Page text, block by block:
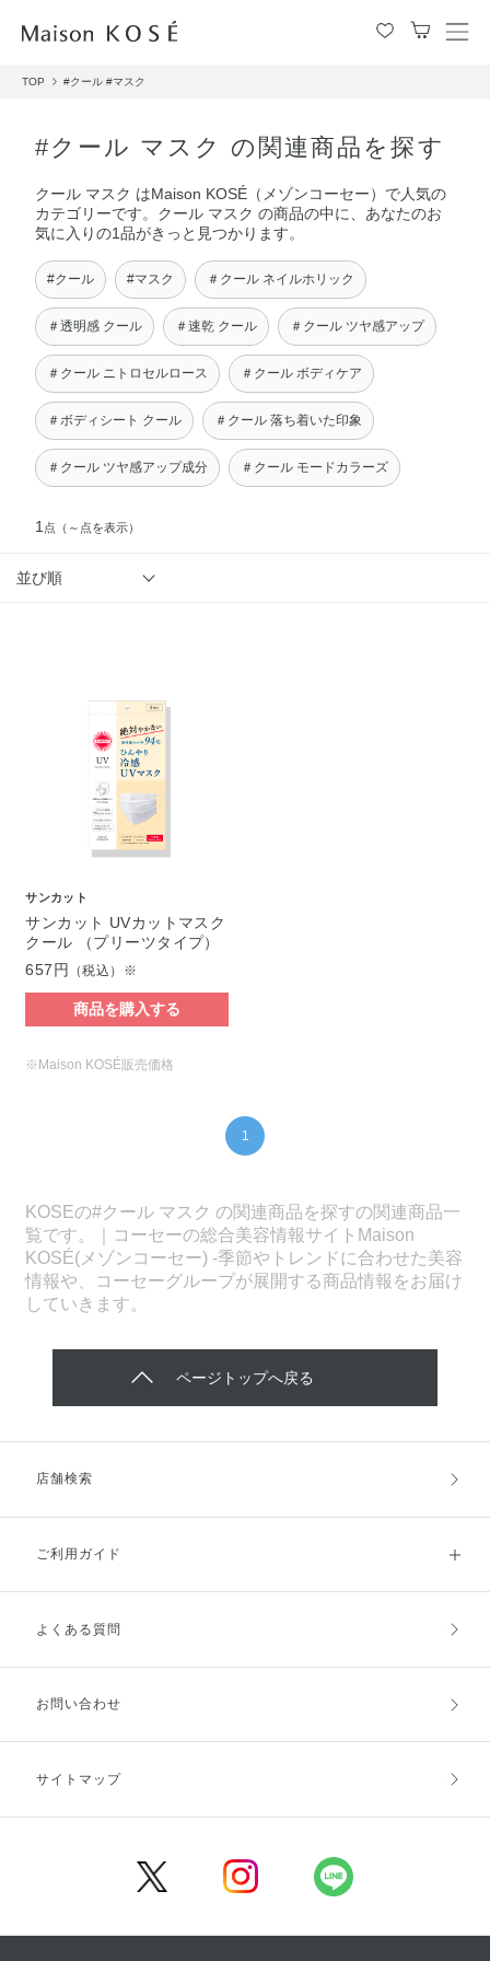
メ
TOP #クール #マスク
#クール マスク の関連商品を探す
クール マスク はMaison KOSÉ（メゾンコーセー）で人気の
カテゴリーです。クール マスク の商品の中に、あなたのお
気に入りの1品がきっと見つかります。
#クール #マスク ＃クール ネイルホリック
＃透明感 クール ＃速乾 クール ＃クール ツヤ感アップ
＃クール ニトロセルロース ＃クール ボディケア
＃ボディシート クール ＃クール 落ち着いた印象
＃クール ツヤ感アップ成分 ＃クール モードカラーズ
1 点 （～点を表示）
並び順
サンカット
サンカット UVカットマスク
クール （プリーツタイプ）
657円
（税込）※
商品を購入する
※Maison KOSÉ販売価格
1
KOSEの#クール マスク の関連商品を探すの関連商品一
覧です。｜コーセーの総合美容情報サイトMaison
KOSÉ(メゾンコーセー) -季節やトレンドに合わせた美容
情報や、コーセーグループが展開する商品情報をお届け
していきます。
ページトップへ戻る
店舗検索
ご利用ガイド
ご利用ガイドトップ
お支払方法
キャンセル・返品・交換
よくある質問
お問い合わせ
サイトマップ